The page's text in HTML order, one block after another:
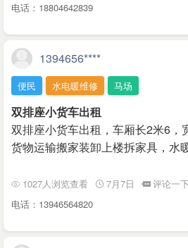
电话：18804642839
1394656****
便民 水电暖维修 马场
双排座小货车出租
双排座小货车出租，车厢长2米6，
货物运输搬家装卸上楼拆家具，水
1027人浏览查看 7月7日
评论一
电话：13946564820